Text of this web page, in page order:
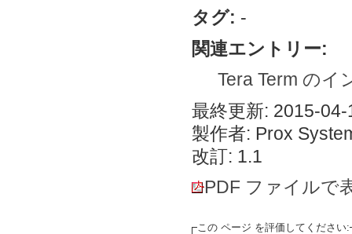
タグ: -
関連エントリー:
Tera Term のイ
最終更新: 2015-
製作者: Prox
改訂: 1.1
PDF ファイルで
この ページ を評価してください: